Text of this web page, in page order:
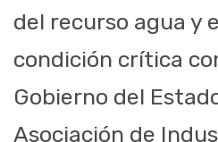
del recurso agua y
condición crítica
Gobierno del
Asociación de